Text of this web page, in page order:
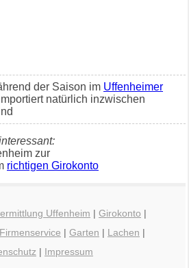
der Saison im Uffenheimer
natürlich inzwischen
zur
richtigen Girokonto
Uffenheim | Girokonto |
Firmenservice | Garten | Lachen |
| Impressum